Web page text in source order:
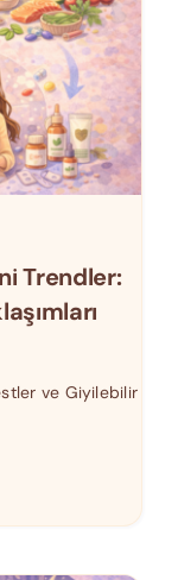
Trendler:
ve Giyilebilir